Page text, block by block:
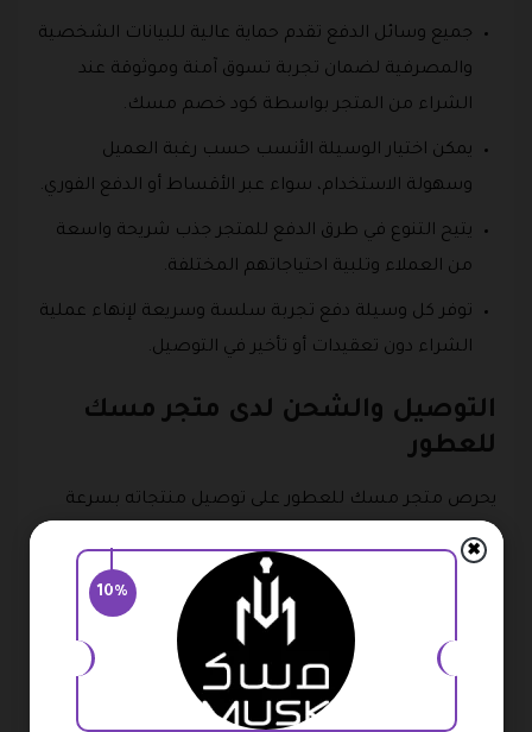
جميع وسائل الدفع تقدم حماية عالية للبيانات الشخصية
والمصرفية لضمان تجربة تسوق آمنة وموثوقة عند
الشراء من المتجر بواسطة كود خصم مسك.
يمكن اختيار الوسيلة الأنسب حسب رغبة العميل
وسهولة الاستخدام، سواء عبر الأقساط أو الدفع الفوري.
يتيح التنوع في طرق الدفع للمتجر جذب شريحة واسعة
من العملاء وتلبية احتياجاتهم المختلفة.
توفر كل وسيلة دفع تجربة سلسة وسريعة لإنهاء عملية
الشراء دون تعقيدات أو تأخير في التوصيل.
التوصيل والشحن لدى متجر مسك
للعطور
يحرص متجر مسك للعطور على توصيل منتجاته بسرعة
وأمان، ليصل العملاء إلى عطورهم المفضلة في الوقت
المحدد وبجودة عالية، وهذه سياسية التوصيل والشحن لدى
يقدم متجر مسك خدمة توصيل شاملة لجميع مناطق
المملكة العربية السعودية ودول مجلس التعاون
10%
✖